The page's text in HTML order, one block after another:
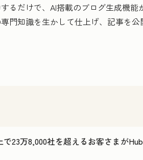
るだけで、AI搭載のブログ生成機
門知識を生かして仕上げ、記事を公
で23万8,000社を超えるお客さまが